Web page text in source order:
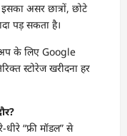
असर छात्रों, छोटे
पड़ सकता है।
के लिए Google
स्टोरेज खरीदना हर
“फ्री मॉडल” से